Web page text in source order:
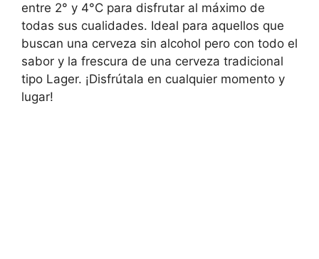
entre 2° y 4°C para disfrutar al máximo de
todas sus cualidades. Ideal para aquellos que
buscan una cerveza sin alcohol pero con todo el
sabor y la frescura de una cerveza tradicional
tipo Lager. ¡Disfrútala en cualquier momento y
lugar!